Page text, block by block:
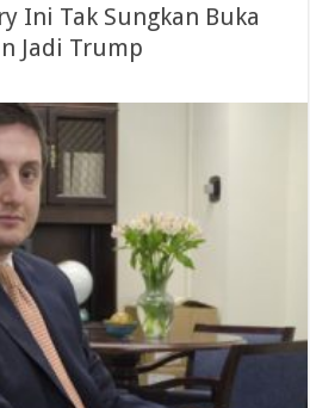
Ini Tak Sungkan Buka
Jadi Trump